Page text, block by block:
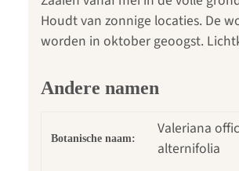
Houdt van zonnige locaties. De
worden in oktober geoogst.
Andere namen
Botanische naam:
Valeriana
alternifolia